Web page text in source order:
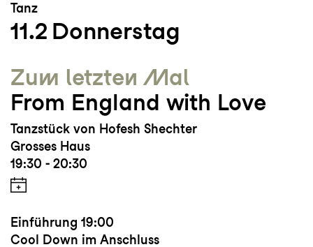
Tanz
11.2 Donnerstag
Zum letzten Mal
From England with Love
Tanzstück von Hofesh Shechter
Grosses Haus
19:30 - 20:30
Einführung 19:00
Cool Down im Anschluss